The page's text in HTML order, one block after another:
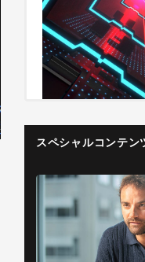
2018年4月から高校1
チュア3Dモデラー。
Blender。Rian Digital
て作品を発表中。プ
とを目標に、日々
twitter.com/RianDigital
スペシャルコンテン